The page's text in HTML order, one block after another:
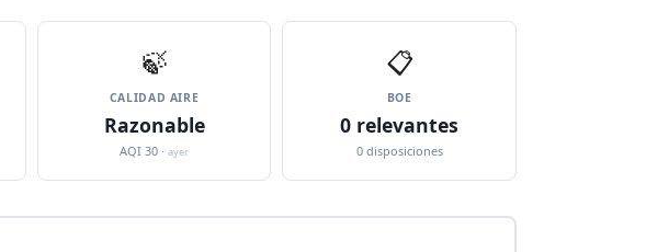
🍃
CALIDAD AIRE
Razonable
AQI 30 ·ayer
📋
BOE
0 relevantes
0 disposiciones